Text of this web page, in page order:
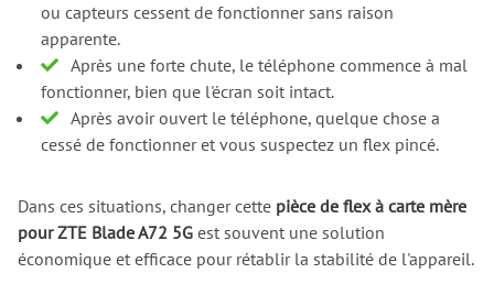
ou capteurs cessent de fonctionner sans raison
apparente.
Après une forte chute, le téléphone commence à mal
fonctionner, bien que l'écran soit intact.
Après avoir ouvert le téléphone, quelque chose a
cessé de fonctionner et vous suspectez un flex pincé.
Dans ces situations, changer cette pièce de flex à carte mère
pour ZTE Blade A72 5G est souvent une solution
économique et efficace pour rétablir la stabilité de l'appareil.